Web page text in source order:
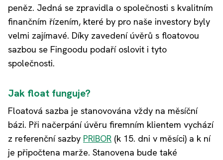
peněz. Jedná se zpravidla o společnosti s kvalitním
finančním řízením, které by pro naše investory byly
velmi zajímavé. Díky zavedení úvěrů s floatovou
sazbou se Fingoodu podaří oslovit i tyto
společnosti.
Jak float funguje?
Floatová sazba je stanovována vždy na měsíční
bázi. Při načerpání úvěru firemním klientem vychází
z referenční sazby PRIBOR (k 15. dni v měsíci) a k ní
je připočtena marže. Stanovena bude také